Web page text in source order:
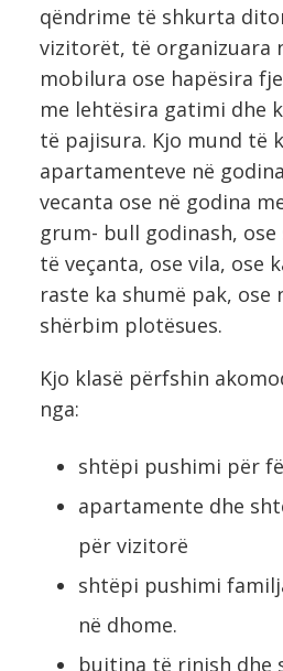
qëndrime të shkurta
vizitorët, të organizuara
mobilura ose hapësira
me lehtësira gatimi dhe
të pajisura. Kjo mund të
apartamenteve në
vecanta ose në godina
grum- bull godinash,
të veçanta, ose vila, ose
raste ka shumë pak, ose
shërbim plotësues.
Kjo klasë përfshin
nga:
shtëpi pushimi për
apartamente dhe
për vizitorë
shtëpi pushimi
në dhome.
bujtina të rinjsh dhe